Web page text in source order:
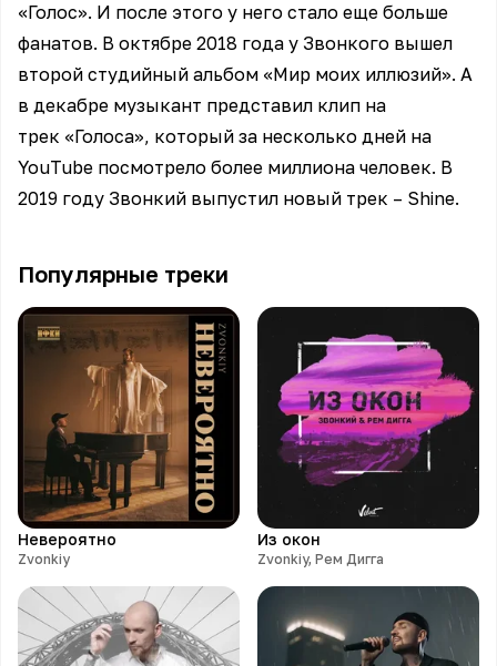
«Голос». И после этого у него стало еще больше
фанатов. В октябре 2018 года у Звонкого вышел
второй студийный альбом «Мир моих иллюзий». А
в декабре музыкант представил клип на
трек «Голоса», который за несколько дней на
YouTube посмотрело более миллиона человек. В
2019 году Звонкий выпустил новый трек – Shine.
Популярные треки
Невероятно
Zvonkiy
Из окон
Zvonkiy, Рем Дигга